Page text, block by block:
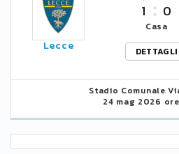
Lecce
1 0
Casa
DETTAGLI
Stadio Comunale
24 mag 2026